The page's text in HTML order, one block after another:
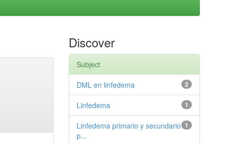
Discover
Subject
2
DML en linfedema
1
Linfedema
1
Linfedema primario y secundario
p...